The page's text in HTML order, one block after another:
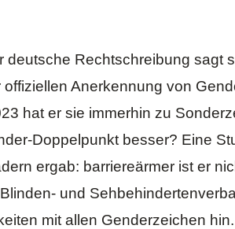
deutsche Rechtschreibung sagt
offiziellen Anerkennung von
hat er sie immerhin zu
Doppelpunkt besser? Eine
ergab: barriereärmer ist er
und
mit allen Genderzeichen